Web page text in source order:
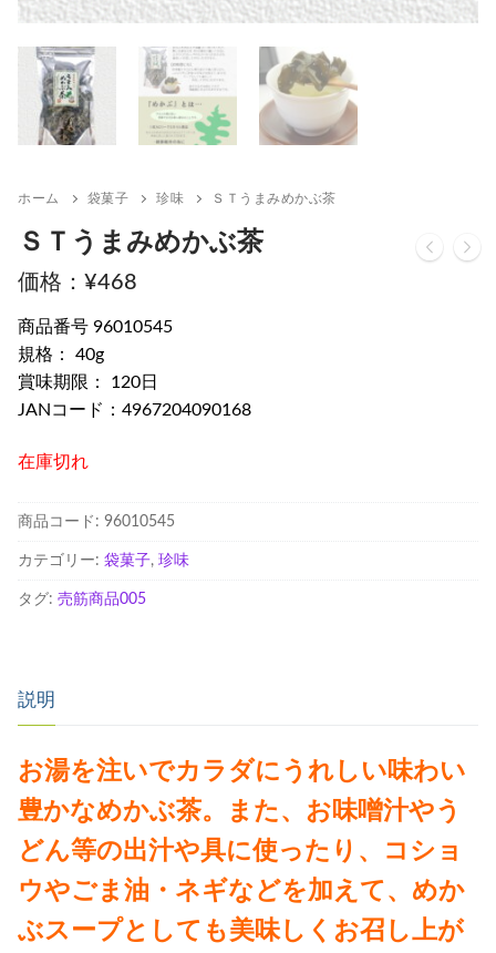
ホーム 袋菓子 珍味 ＳＴうまみめかぶ茶
ＳＴうまみめかぶ茶
¥468
商品番号 96010545
規格： 40g
賞味期限： 120日
JANコード：4967204090168
在庫切れ
商品コード: 96010545
カテゴリー: 袋菓子, 珍味
タグ: 売筋商品005
説明
お湯を注いでカラダにうれしい味わい
豊かなめかぶ茶。また、お味噌汁やう
どん等の出汁や具に使ったり、コショ
ウやごま油・ネギなどを加えて、めか
ぶスープとしても美味しくお召し上が